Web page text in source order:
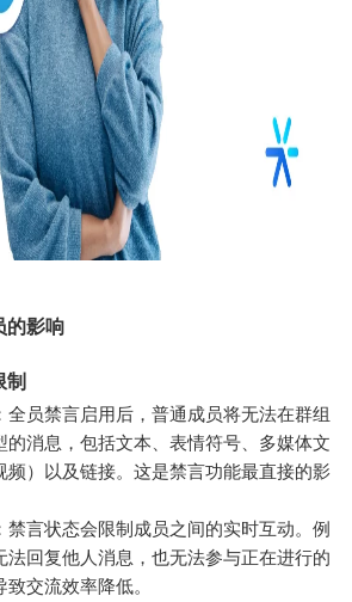
的影响
制
全员禁言启用后，普通成员将无法在群组
的消息，包括文本、表情符号、多媒体文
频）以及链接。这是禁言功能最直接的影
禁言状态会限制成员之间的实时互动。例
法回复他人消息，也无法参与正在进行的
交流效率降低。